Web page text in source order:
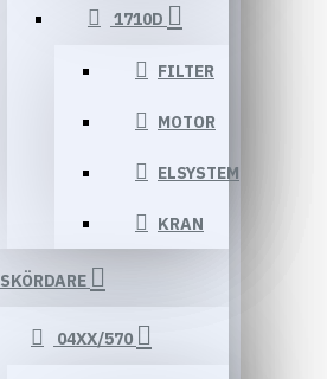
1710D
FILTER
MOTOR
ELSYSTEM
KRAN
SKÖRDARE
04XX/570